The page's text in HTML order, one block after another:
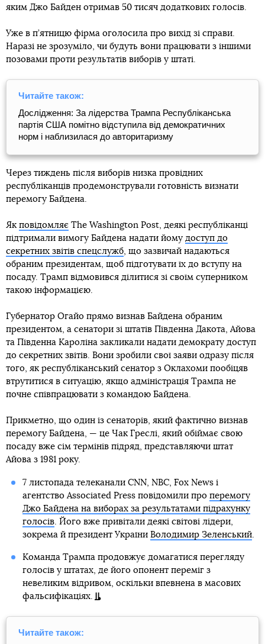
яким Джо Байден отримав 50 тисяч додаткових голосів.
Уже в п’ятницю фірма оголосила про вихід зі справи.
Наразі не зрозуміло, чи будуть вони працювати з іншими
позовами проти результатів виборів у штаті.
Читайте також:
Дослідження: За лідерства Трампа Республіканська
партія США помітно відступила від демократичних
норм і наблизилася до авторитаризму
Через тиждень після виборів низка провідних
республіканців продемонстрували готовність визнати
перемогу Байдена.
Як повідомляє The Washington Post, деякі республіканці
підтримали вимогу Байдена надати йому доступ до
секретних звітів спецслужб, що зазвичай надаються
обраним президентам, щоб підготувати їх до вступу на
посаду. Трамп відмовився ділитися зі своїм суперником
такою інформацією.
Губернатор Огайо прямо визнав Байдена обраним
президентом, а сенатори зі штатів Південна Дакота, Айова
та Південна Кароліна закликали надати демократу доступ
до секретних звітів. Вони зробили свої заяви одразу після
того, як республіканський сенатор з Оклахоми пообіцяв
втрутитися в ситуацію, якщо адміністрація Трампа не
почне співпрацювати з командою Байдена.
Прикметно, що один із сенаторів, який фактично визнав
перемогу Байдена, — це Чак Греслі, який обіймає свою
посаду вже сім термінів підряд, представляючи штат
Айова з 1981 року.
7 листопада телеканали CNN, NBC, Fox News і
агентство Associated Press повідомили про перемогу
Джо Байдена на виборах за результатами підрахунку
голосів. Його вже привітали деякі світові лідери,
зокрема й президент України Володимир Зеленський.
Команда Трампа продовжує домагатися перегляду
голосів у штатах, де його опонент переміг з
невеликим відривом, оскільки впевнена в масових
фальсифікаціях.
Читайте також: